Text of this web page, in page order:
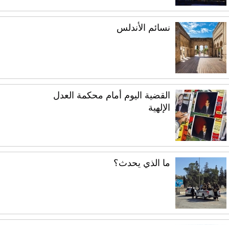
نسائم الأندلس
القضية اليوم أمام محكمة العدل
الإلهية
ما الذي يحدث؟